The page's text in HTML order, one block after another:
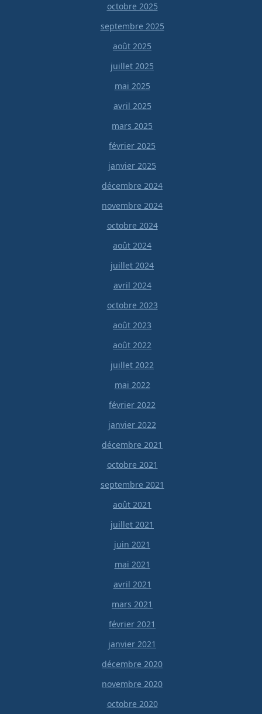
octobre 2025
septembre 2025
août 2025
juillet 2025
mai 2025
avril 2025
mars 2025
février 2025
janvier 2025
décembre 2024
novembre 2024
octobre 2024
août 2024
juillet 2024
avril 2024
octobre 2023
août 2023
août 2022
juillet 2022
mai 2022
février 2022
janvier 2022
décembre 2021
octobre 2021
septembre 2021
août 2021
juillet 2021
juin 2021
mai 2021
avril 2021
mars 2021
février 2021
janvier 2021
décembre 2020
novembre 2020
octobre 2020